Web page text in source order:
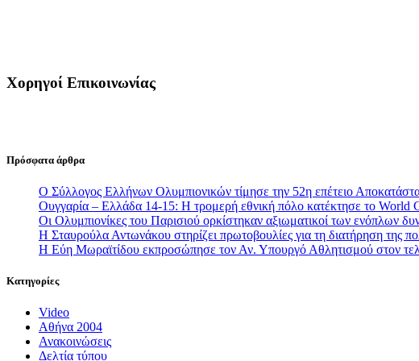
Χορηγοί Επικοινωνίας
Πρόσφατα άρθρα
Ο Σύλλογος Ελλήνων Ολυμπιονικών τίμησε την 52η επέτειο
Ουγγαρία – Ελλάδα 14-15: Η τρομερή εθνική πόλο κατέκτησε το World
Οι Ολυμπιονίκες του Παρισιού ορκίστηκαν αξιωματικοί των ενόπλων
Η Σταυρούλα Αντωνάκου στηρίζει πρωτοβουλίες για τη διατήρηση της
Η Εύη Μωραϊτίδου εκπροσώπησε τον Αν. Υπουργό Αθλητισμού στον
Κατηγορίες
Video
Αθήνα 2004
Ανακοινώσεις
Δελτία τύπου